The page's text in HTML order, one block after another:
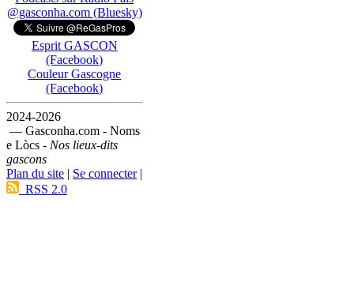
@gasconha.com (Bluesky)
Esprit GASCON
(Facebook)
Couleur Gascogne
(Facebook)
2024-2026
— Gasconha.com - Noms
e Lòcs - Nos lieux-dits
gascons
Plan du site | Se connecter|
RSS 2.0